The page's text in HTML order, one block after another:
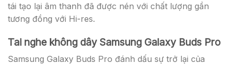
tái tạo lại âm thanh đã được nén với chất lượng gần
tương đồng với Hi-res.
Tai nghe không dây Samsung Galaxy Buds Pro
Samsung Galaxy Buds Pro đánh dấu sự trở lại của